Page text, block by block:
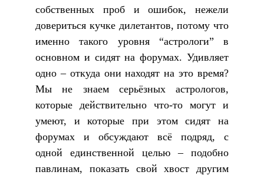
собственных проб и ошибок, нежели
довериться кучке дилетантов, потому что
именно такого уровня “астрологи” в
основном и сидят на форумах. Удивляет
одно – откуда они находят на это время?
Мы не знаем серьёзных астрологов,
которые действительно что-то могут и
умеют, и которые при этом сидят на
форумах и обсуждают всё подряд, с
одной единственной целью – подобно
павлинам, показать свой хвост другим